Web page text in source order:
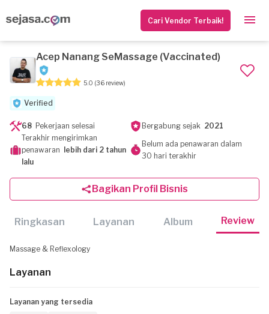
Cari Vendor Terbaik!
Acep Nanang SeMassage (Vaccinated)
5.0 (36 review)
Verified
68 Pekerjaan selesai Bergabung sejak 2021
Terakhir mengirimkan
penawaran
lebih dari 2 tahun
lalu
Belum ada penawaran dalam
30 hari terakhir
Bagikan Profil Bisnis
Ringkasan Layanan Album Review
Massage & Reflexology
Layanan
Layanan yang tersedia